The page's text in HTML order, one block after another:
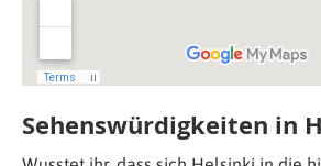
Sehenswürdigkeiten in